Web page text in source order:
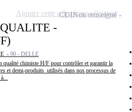
-
- 90 - DELLE
qualité chimiste H/F pour contrôler et garantir la
et demi-produits utilisés dans nos processus de
CDINon renseigné
Ajouter cette offre à ma sélection